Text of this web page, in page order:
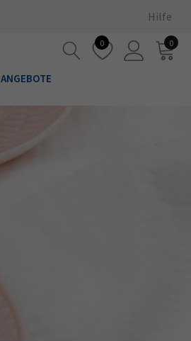
Hilfe
ANGEBOTE
0 0